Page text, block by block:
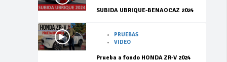
SUBIDA UBRIQUE-BENAOCAZ 2024
PRUEBAS
VIDEO
Prueba a fondo HONDA ZR-V 2024